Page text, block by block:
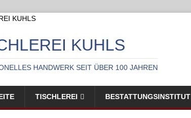
KUHLS
HANDWERK SEIT ÜBER 100 JAHREN
TISCHLEREI BESTATTUNGSINSTITUT